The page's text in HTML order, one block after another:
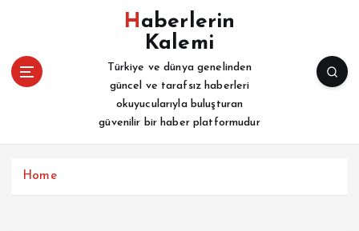
Haberlerin
Kalemi
Türkiye ve dünya genelinden
güncel ve tarafsız haberleri
okuyucularıyla buluşturan
güvenilir bir haber platformudur
Home